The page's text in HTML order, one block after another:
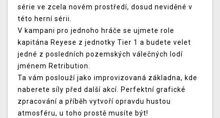
série ve zcela novém prostředí, dosud neviděné v
této herní sérii.
V kampani pro jednoho hráče se ujmete role
kapitána Reyese z jednotky Tier 1 a budete velet
jedné z posledních pozemských válečných lodí
jménem Retribution.
Ta vám poslouží jako improvizovaná základna, kde
naberete síly před další akcí. Perfektní grafické
zpracování a příběh vytvoří opravdu hustou
atmosféru, u toho prostě musíte být!